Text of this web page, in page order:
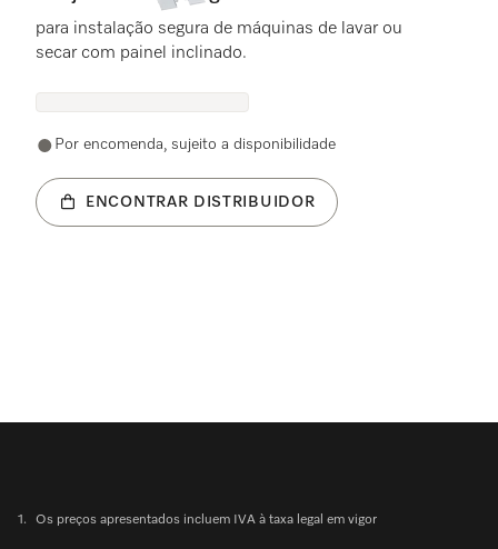
para instalação segura de máquinas de lavar ou
secar com painel inclinado.
Por encomenda, sujeito a disponibilidade
ENCONTRAR DISTRIBUIDOR
1. Os preços apresentados incluem IVA à taxa legal em vigor